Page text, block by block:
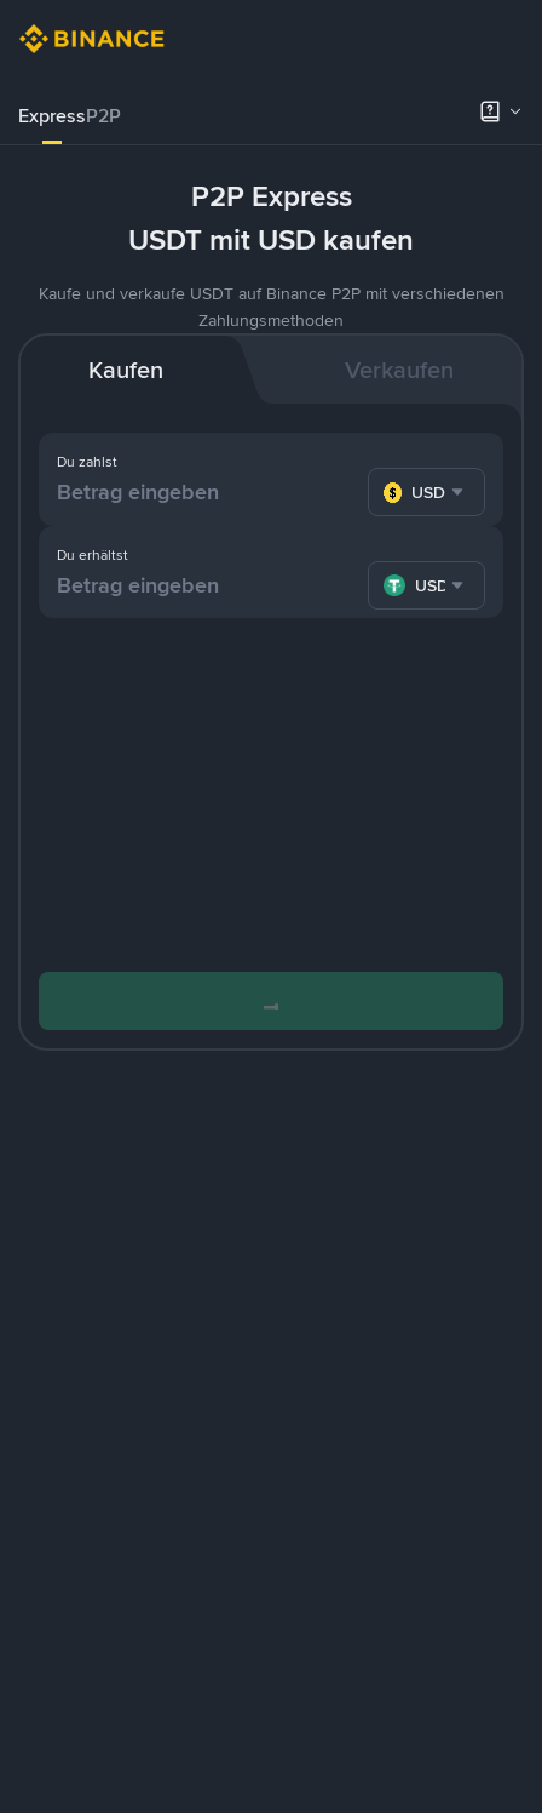
ExpressP2P
P2P Express
USDT mit USD kaufen
Kaufe und verkaufe USDT auf Binance P2P mit verschiedenen
Zahlungsmethoden
Kaufen Verkaufen
Du zahlst
USD
Du erhältst
USDT